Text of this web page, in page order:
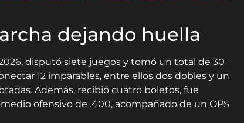
dejando huella
disputó siete juegos y tomó un total de 30
12 imparables, entre ellos dos dobles y un
Además, recibió cuatro boletos, fue
ofensivo de .400, acompañado de un OPS